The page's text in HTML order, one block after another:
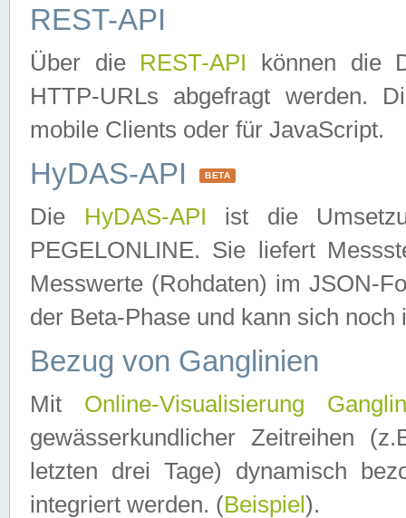
REST-API
Über die REST-API können die
HTTP-URLs abgefragt werden.
mobile Clients oder für JavaScript.
HyDAS-API BETA
Die HyDAS-API ist die
PEGELONLINE. Sie liefert
Messwerte (Rohdaten) im JSON-
der Beta-Phase und kann sich noch
Bezug von Ganglinien
Mit Online-Visualisierung
gewässerkundlicher Zeitreihen
letzten drei Tage) dynamisch
integriert werden. (Beispiel ).